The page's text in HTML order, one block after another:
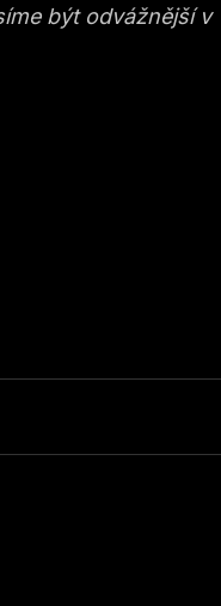
být odvážnější v